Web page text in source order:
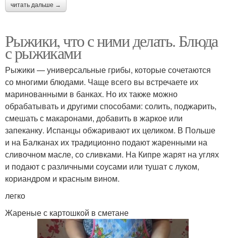
читать дальше →
Рыжики, что с ними делать. Блюда
с рыжиками
Рыжики — универсальные грибы, которые сочетаются
со многими блюдами. Чаще всего вы встречаете их
маринованными в банках. Но их также можно
обрабатывать и другими способами: солить, поджарить,
смешать с макаронами, добавить в жаркое или
запеканку. Испанцы обжаривают их целиком. В Польше
и на Балканах их традиционно подают жаренными на
сливочном масле, со сливками. На Кипре жарят на углях
и подают с различными соусами или тушат с луком,
кориандром и красным вином.
легко
Жареные с картошкой в сметане